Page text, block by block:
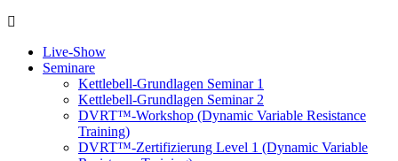
Live-Show
Seminare
Kettlebell-Grundlagen Seminar 1
Kettlebell-Grundlagen Seminar 2
DVRT™-Workshop (Dynamic Variable Resistance
Training)
DVRT™-Zertifizierung Level 1 (Dynamic Variable